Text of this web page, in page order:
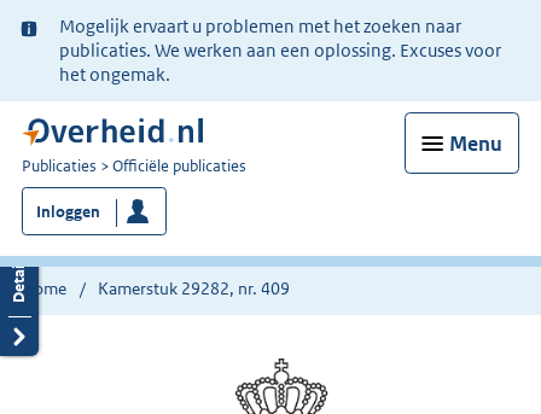
Ter
informatie:
Mogelijk ervaart u problemen met het zoeken naar
publicaties. We werken aan een oplossing. Excuses voor
het ongemak.
Menu
U
bent
nu
hier:
Publicaties Officiële publicaties
Inloggen
Home Kamerstuk 29282, nr. 409